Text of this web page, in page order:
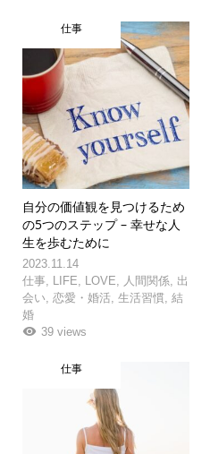
仕事
自分の価値観を見つけるため
の5つのステップ – 幸せな人
生を歩むために
2023.11.14
仕事
LIFE LOVE 人間関係
出
会い 恋愛・婚活, 生活習慣, 結
婚
39 views
仕事